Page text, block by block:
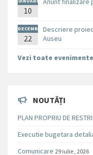
E
10
DECEMB
RIE
22
Descriere
Auseu
Vezi toate
NOUTĂȚI
PLAN PROPRIU DE
Executie bugetara
Comunicare 29 iulie , 2026